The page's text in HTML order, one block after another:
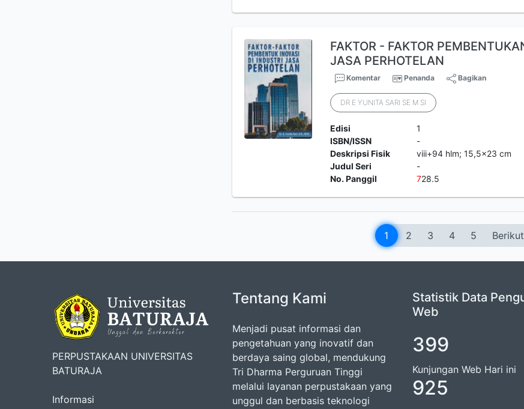
FAKTOR - FAKTOR
JASA PERHOTELAN
Komentar Penanda Bagikan
DR E YUNITA SARI SE M SI
Edisi
1
ISBN/ISSN
-
Deskripsi Fisik
viii+94 hlm; 15,5x23 cm
Judul Seri
-
No. Panggil
728.5
1 2 3 4 5
PERPUSTAKAAN UNIVERSITAS
BATURAJA
Informasi
Tentang Kami
Menjadi pusat informasi dan
pengetahuan yang inovatif dan
berdaya saing global, mendukung
Tri Dharma Perguruan Tinggi
melalui layanan perpustakaan yang
unggul dan berbasis teknologi
Statistik Data
Web
399
Kunjungan Web Hari ini
925